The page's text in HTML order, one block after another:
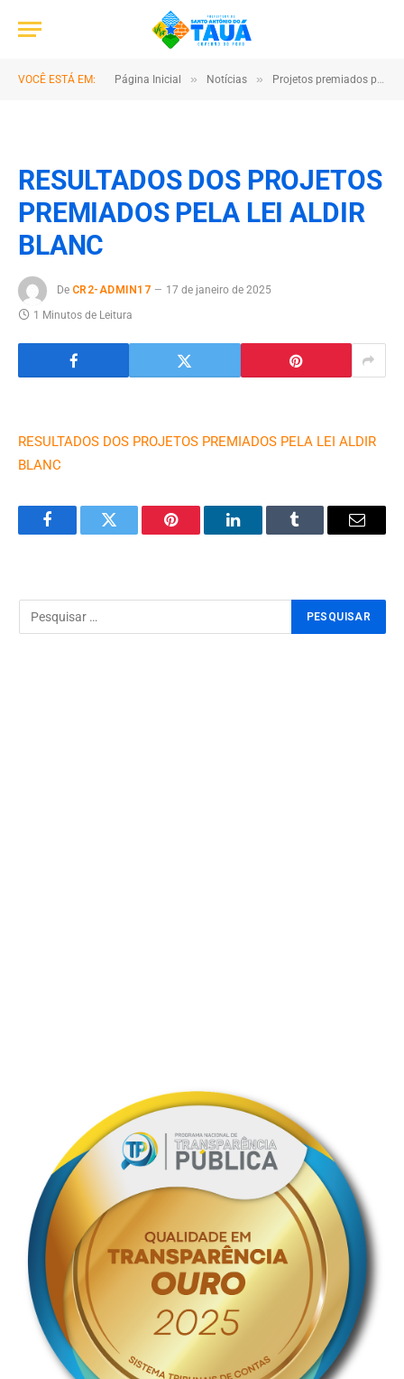
VOCÊ ESTÁ EM: Página Inicial » Notícias » Projetos premiados pela Lei Aldir Blanc – Edital nº 01/2021
RESULTADOS DOS PROJETOS
PREMIADOS PELA LEI ALDIR
BLANC
De CR2-ADMIN17
17 de janeiro de 2025
1 Minutos de Leitura
RESULTADOS DOS PROJETOS PREMIADOS PELA LEI ALDIR
BLANC
FacebookTwitter Pinterest LinkedInTumblr Email